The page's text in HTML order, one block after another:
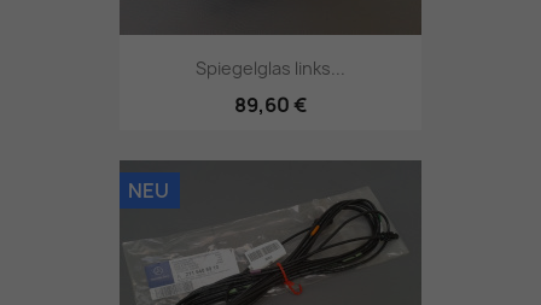
Spiegelglas links...
89,60 €
NEU